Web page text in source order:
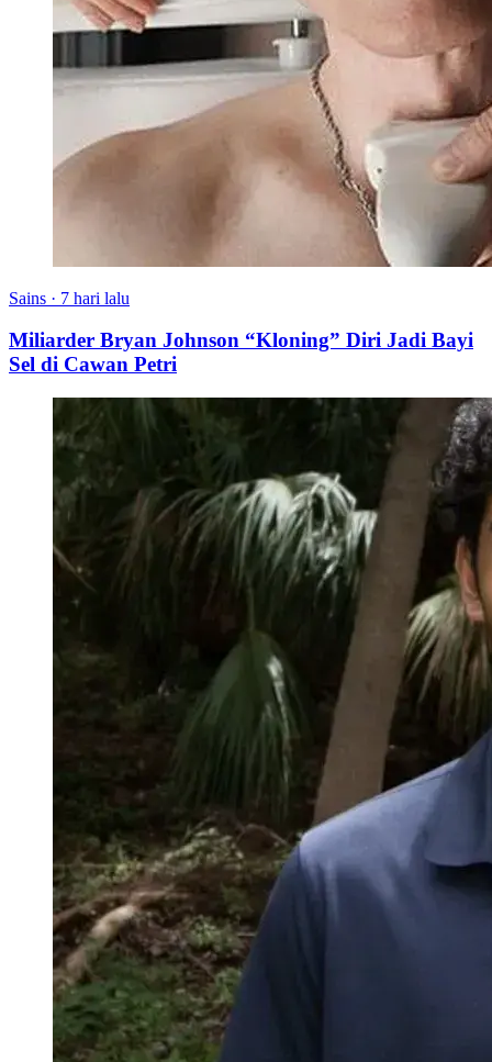
Sains · 7 hari lalu
Miliarder Bryan Johnson “Kloning” Diri Jadi Bayi
Sel di Cawan Petri